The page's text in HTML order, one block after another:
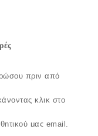
πριν από
κλικ στο
μας email.